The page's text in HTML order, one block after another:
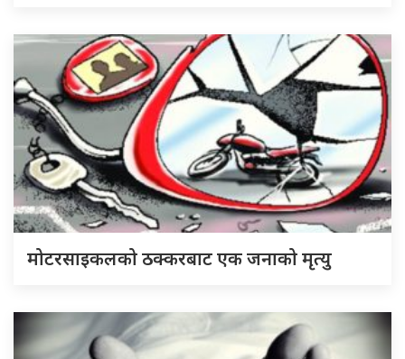
मोटरसाइकलको ठक्करबाट एक जनाको मृत्यु